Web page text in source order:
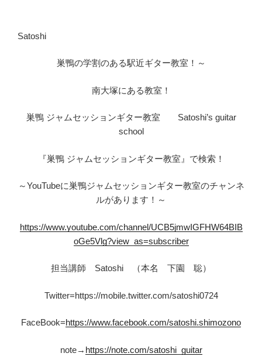
Satoshi
巣鴨の学割のある駅近ギター教室！～
南大塚にある教室！
巣鴨 ジャムセッションギター教室 Satoshi’s guitar
school
『巣鴨 ジャムセッションギター教室』で検索！
～YouTubeに巣鴨ジャムセッションギター教室のチャンネ
ルがあります！～
https://www.youtube.com/channel/UCB5jmwIGFHW64BIB
oGe5Vlg?view_as=subscriber
担当講師 Satoshi （本名 下園 聡）
Twitter=https://mobile.twitter.com/satoshi0724
FaceBook=https://www.facebook.com/satoshi.shimozono
note→ https://note.com/satoshi_guitar